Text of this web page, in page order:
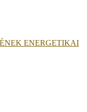
ENERGETIKAI